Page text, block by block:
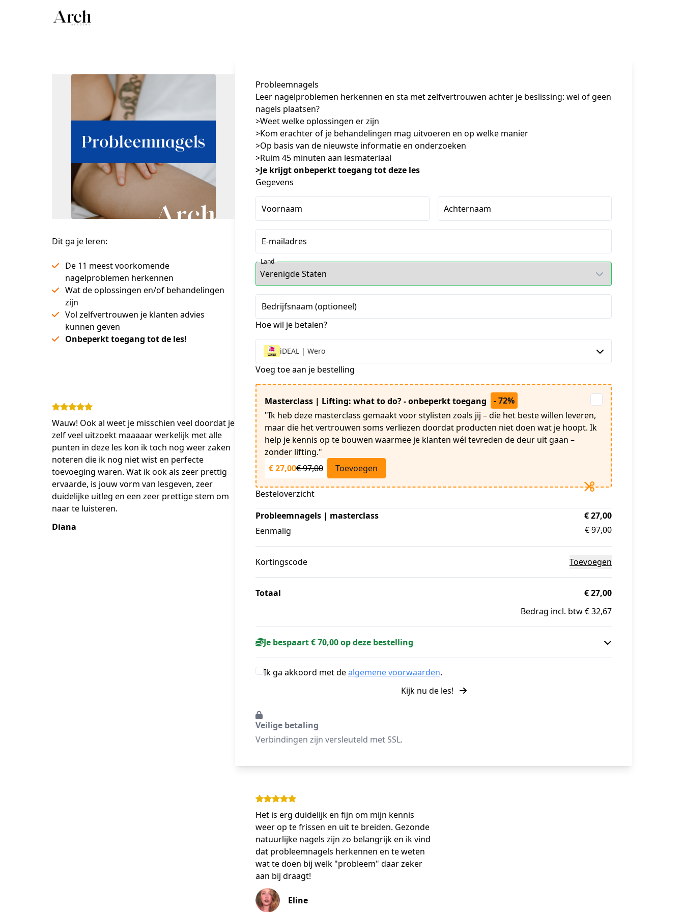
Dit ga je leren:
De 11 meest voorkomende
nagelproblemen herkennen
Wat de oplossingen en/of behandelingen
zijn
Vol zelfvertrouwen je klanten advies
kunnen geven
Onbeperkt toegang tot de les!
Wauw! Ook al weet je misschien veel doordat je
zelf veel uitzoekt maaaaar werkelijk met alle
punten in deze les kon ik toch nog weer zaken
noteren die ik nog niet wist en perfecte
toevoeging waren. Wat ik ook als zeer prettig
ervaarde, is jouw vorm van lesgeven, zeer
duidelijke uitleg en een zeer prettige stem om
naar te luisteren.
Diana
Probleemnagels
Leer nagelproblemen herkennen en sta met zelfvertrouwen achter je beslissing: wel of geen
nagels plaatsen?
>Weet welke oplossingen er zijn
>Kom erachter of je behandelingen mag uitvoeren en op welke manier
>Op basis van de nieuwste informatie en onderzoeken
>Ruim 45 minuten aan lesmateriaal
>Je krijgt onbeperkt toegang tot deze les
Gegevens
Voornaam Achternaam
E-mailadres
Land
Bedrijfsnaam (optioneel)
Hoe wil je betalen?
iDEAL | Wero
Voeg toe aan je bestelling
Masterclass | Lifting: what to do? - onbeperkt toegang
- 72%
"Ik heb deze masterclass gemaakt voor stylisten zoals jij – die het beste willen leveren,
maar die het vertrouwen soms verliezen doordat producten niet doen wat je hoopt. Ik
help je kennis op te bouwen waarmee je klanten wél tevreden de deur uit gaan –
zonder lifting."
€ 27,00€ 97,00 Toevoegen
Besteloverzicht
Probleemnagels | masterclass
Eenmalig
€ 27,00
€ 97,00
Kortingscode Toevoegen
Totaal
€ 27,00
Bedrag incl. btw € 32,67
Je bespaart € 70,00 op deze bestelling
Ik ga akkoord met dealgemene voorwaarden.
Kijk nu de les!
Veilige betaling
Verbindingen zijn versleuteld met SSL.
Het is erg duidelijk en fijn om mijn kennis
weer op te frissen en uit te breiden. Gezonde
natuurlijke nagels zijn zo belangrijk en ik vind
dat probleemnagels herkennen en te weten
wat te doen bij welk "probleem" daar zeker
aan bij draagt!
Eline